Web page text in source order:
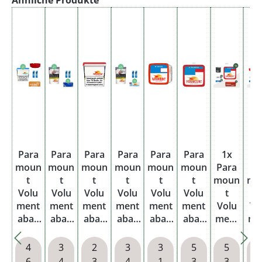
n)
Para
moun
t
Volu
ment
abak
Blue
2 X
Giga
4
Para
moun
t
Volu
ment
abak
2x
Beute
3
Para
moun
t
Volu
ment
abak
Giga
Box
2
Para
moun
t
Volu
ment
abak
2x
Beute
3
Para
moun
t
Volu
ment
abak
Titan
Box
3
Para
moun
t
Volu
ment
abak
Ultra
Big
5
1x
Para
moun
t
Volu
ment
Red
Ultra
5